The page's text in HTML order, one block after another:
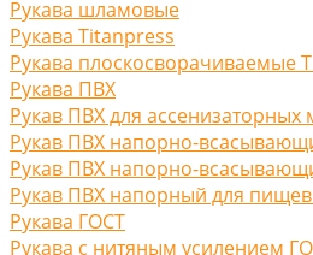
Рукава шламовые
Рукава Titanpress
Рукава плоскосворачиваемые
Рукава ПВХ
Рукав ПВХ для
Рукав ПВХ напорно-
Рукав ПВХ напорно-
Рукав ПВХ напорный для
Рукава ГОСТ
Рукава с нитяным усилением